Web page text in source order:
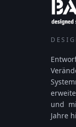
und
Jahre